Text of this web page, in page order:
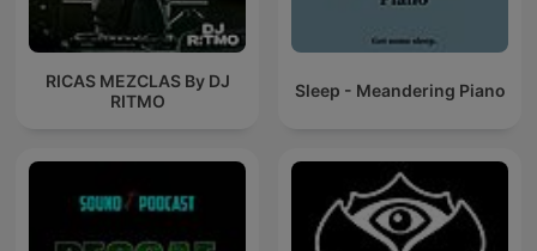
RICAS MEZCLAS By DJ
RITMO
Sleep - Meandering Piano